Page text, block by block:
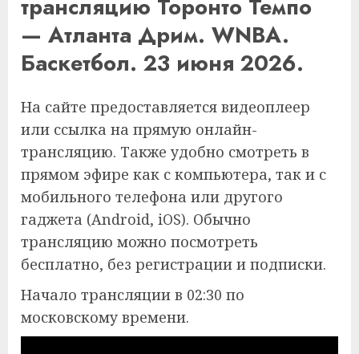
трансляцию Торонто Темпо
— Атланта Дрим. WNBA.
Баскетбол. 23 июня 2026.
На сайте предоставляется видеоплеер
или ссылка на прямую онлайн-
трансляцию. Также удобно смотреть в
прямом эфире как с компьютера, так и с
мобильного телефона или другого
гаджета (Android, iOS). Обычно
трансляцию можно посмотреть
бесплатно, без регистрации и подписки.
Начало трансляции в 02:30 по
московскому времени.